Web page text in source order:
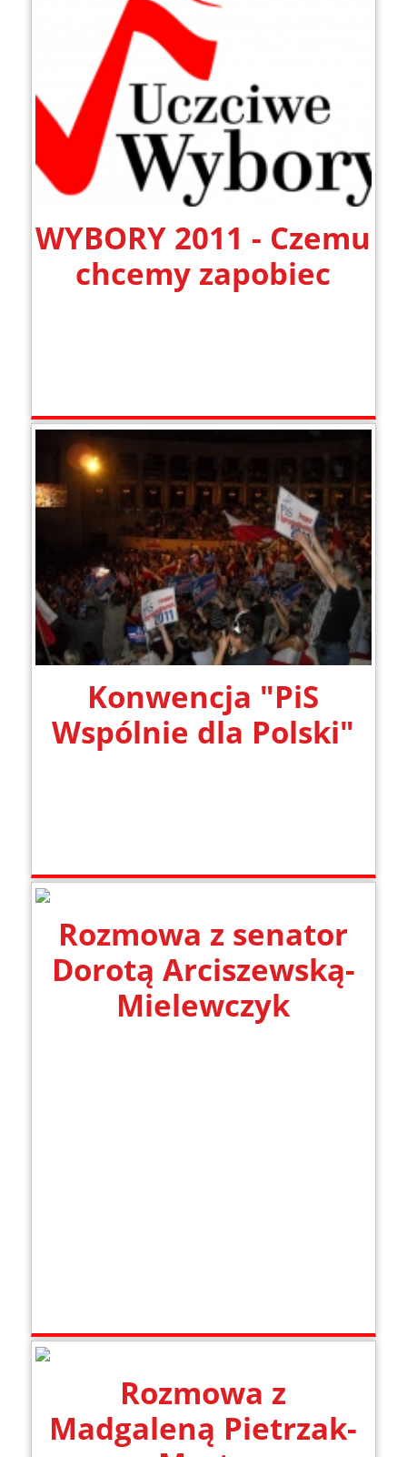
WYBORY 2011 - Czemu
chcemy zapobiec
Konwencja "PiS
Wspólnie dla Polski"
Rozmowa z senator
Dorotą Arciszewską-
Mielewczyk
Rozmowa z
Madgaleną Pietrzak-